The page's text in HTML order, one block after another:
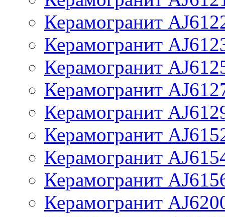
Керамогранит
Керамогранит
Керамогранит
Керамогранит
Керамогранит
Керамогранит
Керамогранит
Керамогранит
Керамогранит